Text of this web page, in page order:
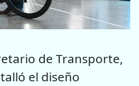
de Transporte,
el diseño